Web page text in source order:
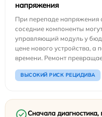
напряжения
При перепаде напряжения
соседние компоненты
управляющий модуль у
цене нового устройства, а
времени. Ремонт
ВЫСОКИЙ РИСК РЕЦИДИВА
Сначала